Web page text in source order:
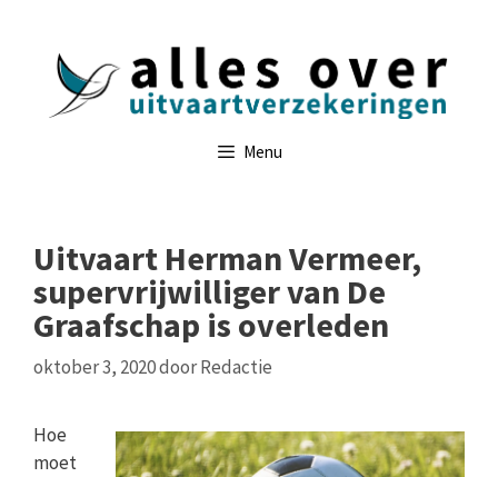
Menu
Uitvaart Herman Vermeer,
supervrijwilliger van De
Graafschap is overleden
oktober 3, 2020doorRedactie
Hoe
moet